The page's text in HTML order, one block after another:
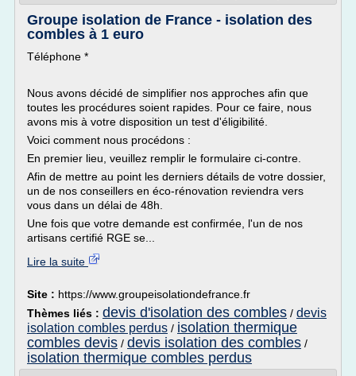
Groupe isolation de France - isolation des
combles à 1 euro
Téléphone *
Nous avons décidé de simplifier nos approches afin que
toutes les procédures soient rapides. Pour ce faire, nous
avons mis à votre disposition un test d'éligibilité.
Voici comment nous procédons :
En premier lieu, veuillez remplir le formulaire ci-contre.
Afin de mettre au point les derniers détails de votre dossier,
un de nos conseillers en éco-rénovation reviendra vers
vous dans un délai de 48h.
Une fois que votre demande est confirmée, l'un de nos
artisans certifié RGE se...
Lire la suite
Site : https://www.groupeisolationdefrance.fr
Thèmes liés : devis d'isolation des combles / devis
isolation combles perdus / isolation thermique
combles devis / devis isolation des combles /
isolation thermique combles perdus